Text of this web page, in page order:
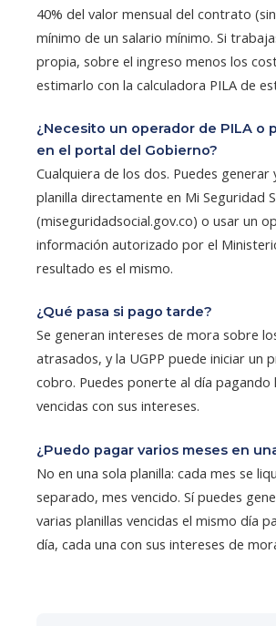
40% del valor mensual del contrato
mínimo de un salario mínimo. Si
propia, sobre el ingreso menos los
estimarlo con la calculadora PILA de
¿Necesito un operador de PILA o
en el portal del Gobierno?
Cualquiera de los dos. Puedes generar
planilla directamente en Mi Seguridad
(miseguridadsocial.gov.co) o usar un
información autorizado por el
resultado es el mismo.
¿Qué pasa si pago tarde?
Se generan intereses de mora sobre
atrasados, y la UGPP puede iniciar un
cobro. Puedes ponerte al día pagando
vencidas con sus intereses.
¿Puedo pagar varios meses en
No en una sola planilla: cada mes se
separado, mes vencido. Sí puedes
varias planillas vencidas el mismo día
día, cada una con sus intereses de